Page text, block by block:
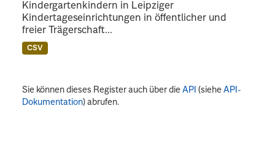
Kindergartenkindern in Leipziger
Kindertageseinrichtungen in öffentlicher und
freier Trägerschaft...
CSV
Sie können dieses Register auch über dieAPI (sieheAPI-
Dokumentation) abrufen.